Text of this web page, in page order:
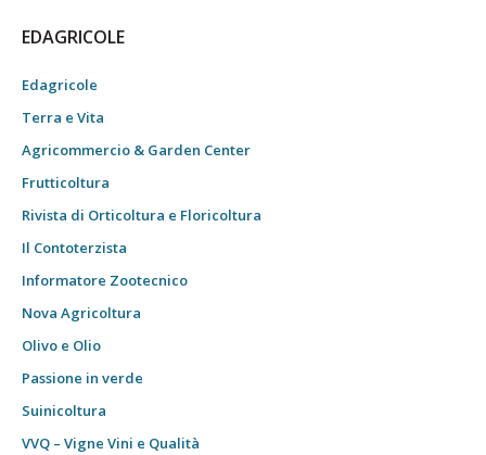
EDAGRICOLE
Edagricole
Terra e Vita
Agricommercio & Garden Center
Frutticoltura
Rivista di Orticoltura e Floricoltura
Il Contoterzista
Informatore Zootecnico
Nova Agricoltura
Olivo e Olio
Passione in verde
Suinicoltura
VVQ – Vigne Vini e Qualità